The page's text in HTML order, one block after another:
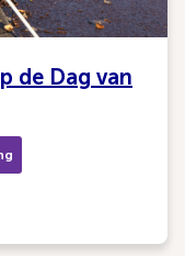
de Dag van